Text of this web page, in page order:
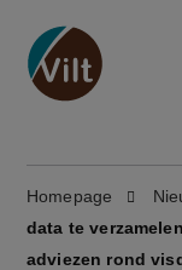
Homepage
data te
adviezen rond